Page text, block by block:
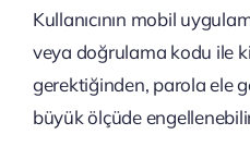
Kullanıcının mobil
veya doğrulama kodu ile
gerektiğinden, parola ele
büyük ölçüde